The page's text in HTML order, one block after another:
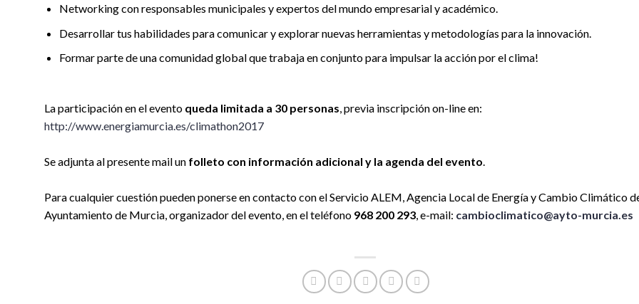
Networking con responsables municipales y expertos del mundo empresarial y académico.
Desarrollar tus habilidades para comunicar y explorar nuevas herramientas y metodologías para la innovación.
Formar parte de una comunidad global que trabaja en conjunto para impulsar la acción por el clima!
La participación en el evento queda limitada a 30 personas, previa inscripción on-line en:
http://www.energiamurcia.es/climathon2017
Se adjunta al presente mail un folleto con información adicional y la agenda del evento.
Para cualquier cuestión pueden ponerse en contacto con el Servicio ALEM, Agencia Local de Energía y Cambio Climático
Ayuntamiento de Murcia, organizador del evento, en el teléfono 968 200 293, e-mail: cambioclimatico@ayto-murcia.es